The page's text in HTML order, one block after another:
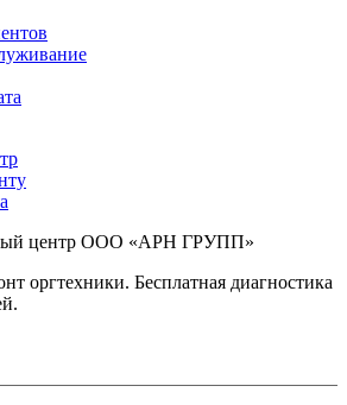
центр ООО «АРН ГРУПП»
оргтехники. Бесплатная диагностика